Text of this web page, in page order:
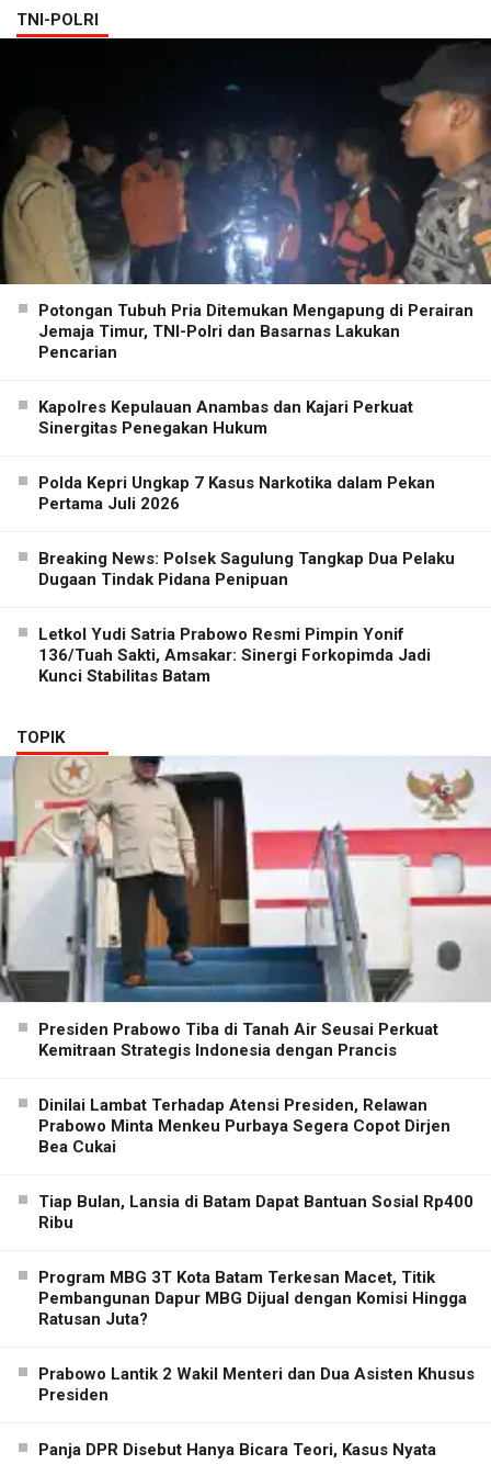
TNI-POLRI
Potongan Tubuh Pria Ditemukan Mengapung di Perairan
Jemaja Timur, TNI-Polri dan Basarnas Lakukan
Pencarian
Kapolres Kepulauan Anambas dan Kajari Perkuat
Sinergitas Penegakan Hukum
Polda Kepri Ungkap 7 Kasus Narkotika dalam Pekan
Pertama Juli 2026
Breaking News: Polsek Sagulung Tangkap Dua Pelaku
Dugaan Tindak Pidana Penipuan
Letkol Yudi Satria Prabowo Resmi Pimpin Yonif
136/Tuah Sakti, Amsakar: Sinergi Forkopimda Jadi
Kunci Stabilitas Batam
TOPIK
Presiden Prabowo Tiba di Tanah Air Seusai Perkuat
Kemitraan Strategis Indonesia dengan Prancis
Dinilai Lambat Terhadap Atensi Presiden, Relawan
Prabowo Minta Menkeu Purbaya Segera Copot Dirjen
Bea Cukai
Tiap Bulan, Lansia di Batam Dapat Bantuan Sosial Rp400
Ribu
Program MBG 3T Kota Batam Terkesan Macet, Titik
Pembangunan Dapur MBG Dijual dengan Komisi Hingga
Ratusan Juta?
Prabowo Lantik 2 Wakil Menteri dan Dua Asisten Khusus
Presiden
Panja DPR Disebut Hanya Bicara Teori, Kasus Nyata